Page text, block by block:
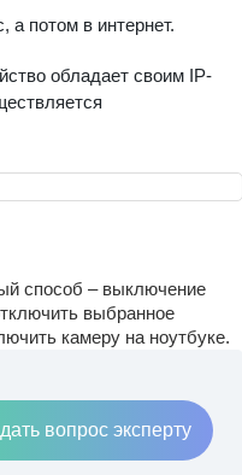
потом в интернет.
обладает своим IP-
способ – выключение
выбранное
камеру на ноутбуке.
вопрос эксперту